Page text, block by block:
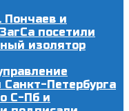
и
посетили
изолятор
Санкт-Петербурга
С-Пб и